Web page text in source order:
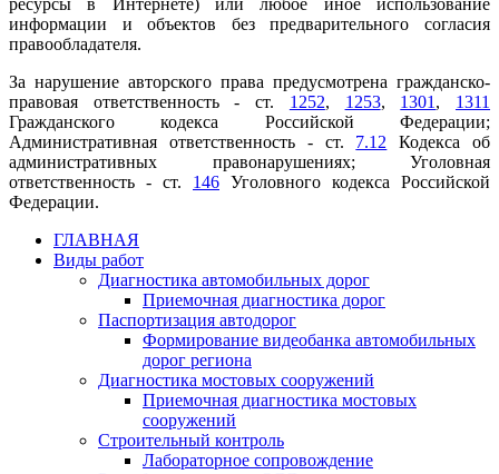
информации и объектов без предварительного согласия
правообладателя.
За нарушение авторского права предусмотрена гражданско-
правовая ответственность - ст. 1252, 1253, 1301 , 1311
Гражданского кодекса Российской Федерации;
Административная ответственность - ст. 7.12 Кодекса об
административных правонарушениях; Уголовная
ответственность - ст. 146 Уголовного кодекса Российской
Федерации.
ГЛАВНАЯ
Виды работ
Диагностика автомобильных дорог
Приемочная диагностика дорог
Паспортизация автодорог
Формирование видеобанка автомобильных
дорог региона
Диагностика мостовых сооружений
Приемочная диагностика мостовых
сооружений
Строительный контроль
Лабораторное сопровождение